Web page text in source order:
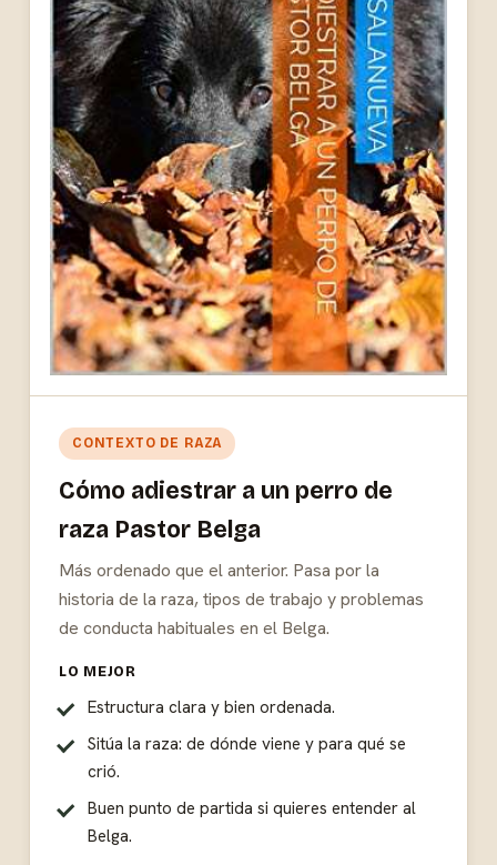
CONTEXTO DE RAZA
Cómo adiestrar a un perro de
raza Pastor Belga
Más ordenado que el anterior. Pasa por la
historia de la raza, tipos de trabajo y problemas
de conducta habituales en el Belga.
LO MEJOR
Estructura clara y bien ordenada.
Sitúa la raza: de dónde viene y para qué se
crió.
Buen punto de partida si quieres entender al
Belga.